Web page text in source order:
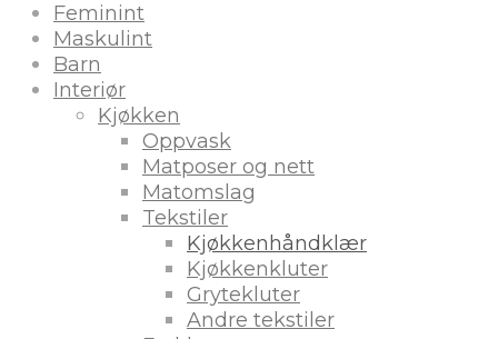
Feminint
Maskulint
Barn
Interiør
Kjøkken
Oppvask
Matposer og nett
Matomslag
Tekstiler
Kjøkkenhåndklær
Kjøkkenkluter
Grytekluter
Andre tekstiler